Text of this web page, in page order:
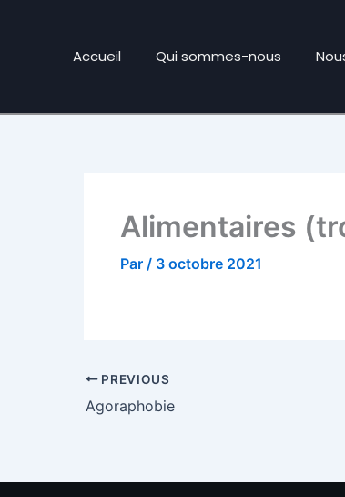
Accueil Qui sommes-nous
Alimentaires
Par / 3 octobre 2021
PREVIOUS
Agoraphobie